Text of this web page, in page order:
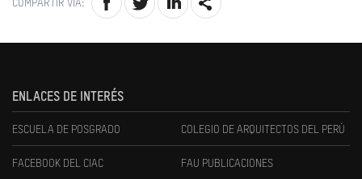
COMPARTIR VÍA:
ENLACES DE INTERÉS
ESCUELA DE POSGRADO COLEGIO DE ARQUITECTOS DEL PERÚ
FACEBOOK DEL CIAC FAU PUBLICACIONES